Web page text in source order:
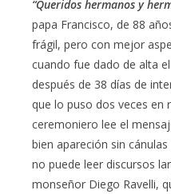
“Queridos hermanos y
papa Francisco, de 88
frágil, pero con mejor
cuando fue dado de alta
después de 38 días de
que lo puso dos veces en
ceremoniero lee el
bien apareción sin
no puede leer discursos
monseñor Diego Ravelli,